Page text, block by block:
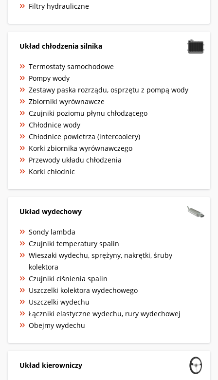
Filtry hydrauliczne
Układ chłodzenia silnika
Termostaty samochodowe
Pompy wody
Zestawy paska rozrządu, osprzętu z pompą wody
Zbiorniki wyrównawcze
Czujniki poziomu płynu chłodzącego
Chłodnice wody
Chłodnice powietrza (intercoolery)
Korki zbiornika wyrównawczego
Przewody układu chłodzenia
Korki chłodnic
Układ wydechowy
Sondy lambda
Czujniki temperatury spalin
Wieszaki wydechu, sprężyny, nakrętki, śruby
kolektora
Czujniki ciśnienia spalin
Uszczelki kolektora wydechowego
Uszczelki wydechu
Łączniki elastyczne wydechu, rury wydechowej
Obejmy wydechu
Układ kierowniczy